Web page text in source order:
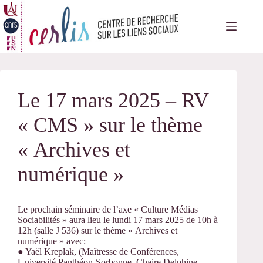
Passer
au
contenu
Le 17 mars 2025 – RV
« CMS » sur le thème
« Archives et
numérique »
Le prochain séminaire de l’axe « Culture Médias
Sociabilités » aura lieu le lundi 17 mars 2025 de 10h à
12h (salle J 536) sur le thème « Archives et
numérique » avec:
● Yaël Kreplak, (Maîtresse de Conférences,